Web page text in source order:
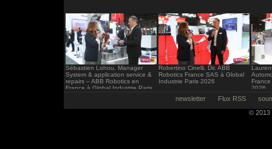
Sébastien Lohou, Manager
System & application service &
repairs – ABB Robotics en
France à Global Industrie Paris
Robertino Cinelli, Dir. ABB
Robotics France SAS à Global
Industrie Paris 2026
2026
newsletter Flux RSS
© 2013